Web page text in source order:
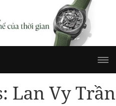
Lan Vy Trần